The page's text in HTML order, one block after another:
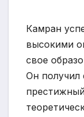
Камран
высокими
свое
Он получил